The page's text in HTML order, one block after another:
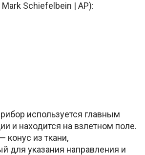
Schiefelbein | AP):
используется главным
и находится на взлетном поле.
— конус из ткани,
для указания направления и